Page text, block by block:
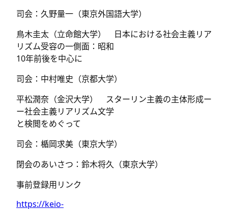
司会：久野量一（東京外国語大学）
鳥木圭太（立命館大学） 日本における社会主義リア
リズム受容の一側面：昭和
10年前後を中心に
司会：中村唯史（京都大学）
平松潤奈（金沢大学） スターリン主義の主体形成ー
ー社会主義リアリズム文学
と検閲をめぐって
司会：楯岡求美（東京大学）
閉会のあいさつ：鈴木将久（東京大学）
事前登録用リンク
https://keio-